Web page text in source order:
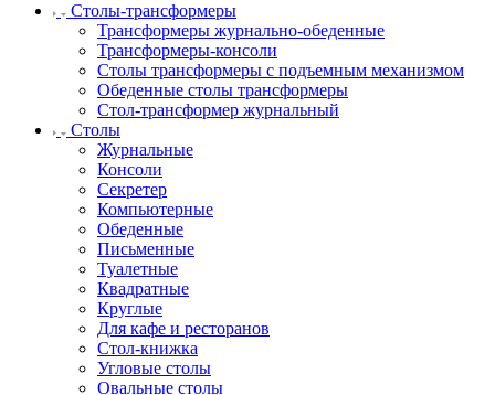
Столы-трансформеры
Трансформеры журнально-обеденные
Трансформеры-консоли
Столы трансформеры с подъемным механизмом
Обеденные столы трансформеры
Стол-трансформер журнальный
Столы
Журнальные
Консоли
Секретер
Компьютерные
Обеденные
Письменные
Туалетные
Квадратные
Круглые
Для кафе и ресторанов
Стол-книжка
Угловые столы
Овальные столы